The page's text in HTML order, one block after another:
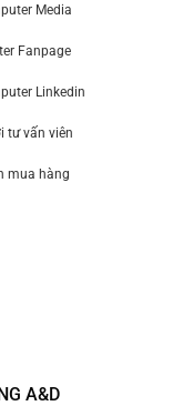
Media
Fanpage
Linkedin
tư vấn viên
mua hàng
A&D